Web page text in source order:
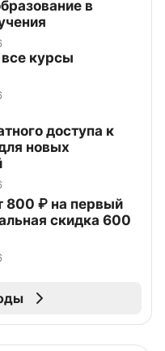
в
все курсы
доступа к
новых
800 ₽ на первый
скидка 600